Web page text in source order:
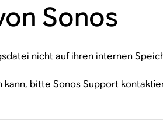
Sonos
nicht auf ihren internen
kann, bitte Sonos Support